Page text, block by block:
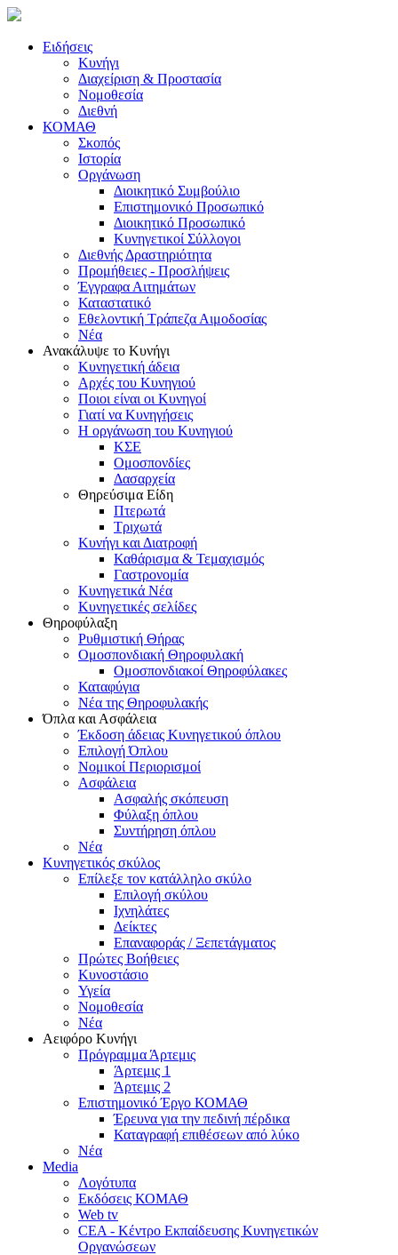
Ειδήσεις
Κυνήγι
Διαχείριση & Προστασία
Νομοθεσία
Διεθνή
ΚΟΜΑΘ
Σκοπός
Ιστορία
Οργάνωση
Διοικητικό Συμβούλιο
Επιστημονικό Προσωπικό
Διοικητικό Προσωπικό
Κυνηγετικοί Σύλλογοι
Διεθνής Δραστηριότητα
Προμήθειες - Προσλήψεις
Έγγραφα Αιτημάτων
Καταστατικό
Εθελοντική Τράπεζα Αιμοδοσίας
Νέα
Ανακάλυψε το Κυνήγι
Κυνηγετική άδεια
Αρχές του Κυνηγιού
Ποιοι είναι οι Κυνηγοί
Γιατί να Κυνηγήσεις
Η οργάνωση του Κυνηγιού
ΚΣΕ
Ομοσπονδίες
Δασαρχεία
Θηρεύσιμα Είδη
Πτερωτά
Τριχωτά
Κυνήγι και Διατροφή
Καθάρισμα & Τεμαχισμός
Γαστρονομία
Κυνηγετικά Νέα
Κυνηγετικές σελίδες
Θηροφύλαξη
Ρυθμιστική Θήρας
Ομοσπονδιακή Θηροφυλακή
Oμοσπονδιακοί Θηροφύλακες
Καταφύγια
Νέα της Θηροφυλακής
Όπλα και Ασφάλεια
Έκδοση άδειας Κυνηγετικού όπλου
Επιλογή Όπλου
Νομικοί Περιορισμοί
Ασφάλεια
Ασφαλής σκόπευση
Φύλαξη όπλου
Συντήρηση όπλου
Νέα
Κυνηγετικός σκύλος
Επίλεξε τον κατάλληλο σκύλο
Επιλογή σκύλου
Ιχνηλάτες
Δείκτες
Επαναφοράς / Ξεπετάγματος
Πρώτες Βοήθειες
Κυνοστάσιο
Υγεία
Νομοθεσία
Νέα
Αειφόρο Κυνήγι
Πρόγραμμα Άρτεμις
Άρτεμις 1
Άρτεμις 2
Επιστημονικό Έργο ΚΟΜΑΘ
Έρευνα για την πεδινή πέρδικα
Καταγραφή επιθέσεων από λύκο
Νέα
Media
Λογότυπα
Εκδόσεις ΚΟΜΑΘ
Web tv
CEA - Κέντρο Εκπαίδευσης Κυνηγετικών
Οργανώσεων